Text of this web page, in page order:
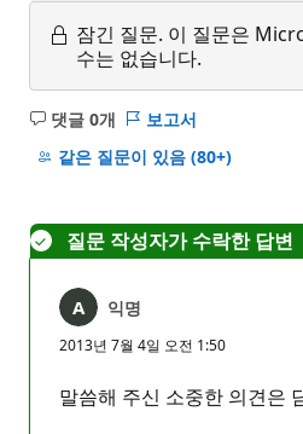
잠긴 질문. 이 질문은
수는 없습니다.
댓글 0개
설
명
보고서
같은 질문이 있음 (80+)
질문 작성자가 수락한 답변
익명
2013년 7월 4일 오전 1:50
말씀해 주신 소중한 의견은